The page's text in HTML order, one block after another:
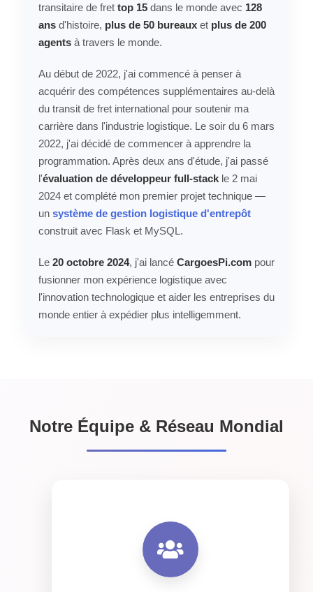
transitaire de fret top 15 dans le monde avec 128
ans d'histoire, plus de 50 bureaux et plus de 200
agents à travers le monde.
Au début de 2022, j'ai commencé à penser à
acquérir des compétences supplémentaires au-delà
du transit de fret international pour soutenir ma
carrière dans l'industrie logistique. Le soir du 6 mars
2022, j'ai décidé de commencer à apprendre la
programmation. Après deux ans d'étude, j'ai passé
l'évaluation de développeur full-stack le 2 mai
2024 et complété mon premier projet technique —
un système de gestion logistique d'entrepôt
construit avec Flask et MySQL.
Le 20 octobre 2024, j'ai lancé CargoesPi.com pour
fusionner mon expérience logistique avec
l'innovation technologique et aider les entreprises du
monde entier à expédier plus intelligemment.
Notre Équipe & Réseau Mondial
Notre équipe mondiale de professionnels